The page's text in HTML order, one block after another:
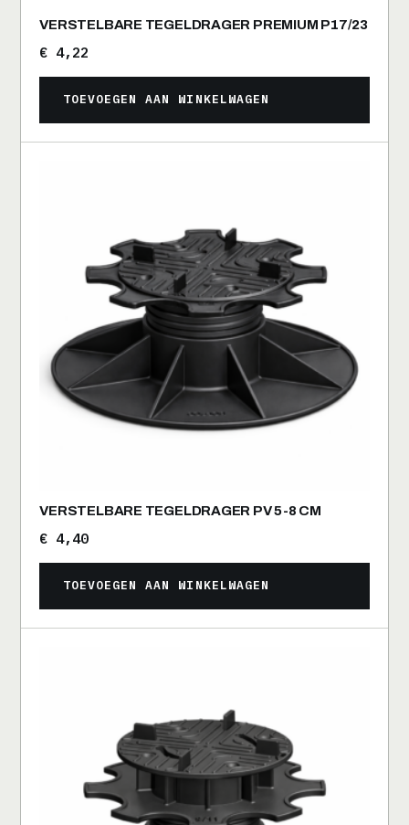
VERSTELBARE TEGELDRAGER PREMIUM P17/23
€ 4,22
TOEVOEGEN AAN WINKELWAGEN
VERSTELBARE TEGELDRAGER PV 5-8 CM
€ 4,40
TOEVOEGEN AAN WINKELWAGEN